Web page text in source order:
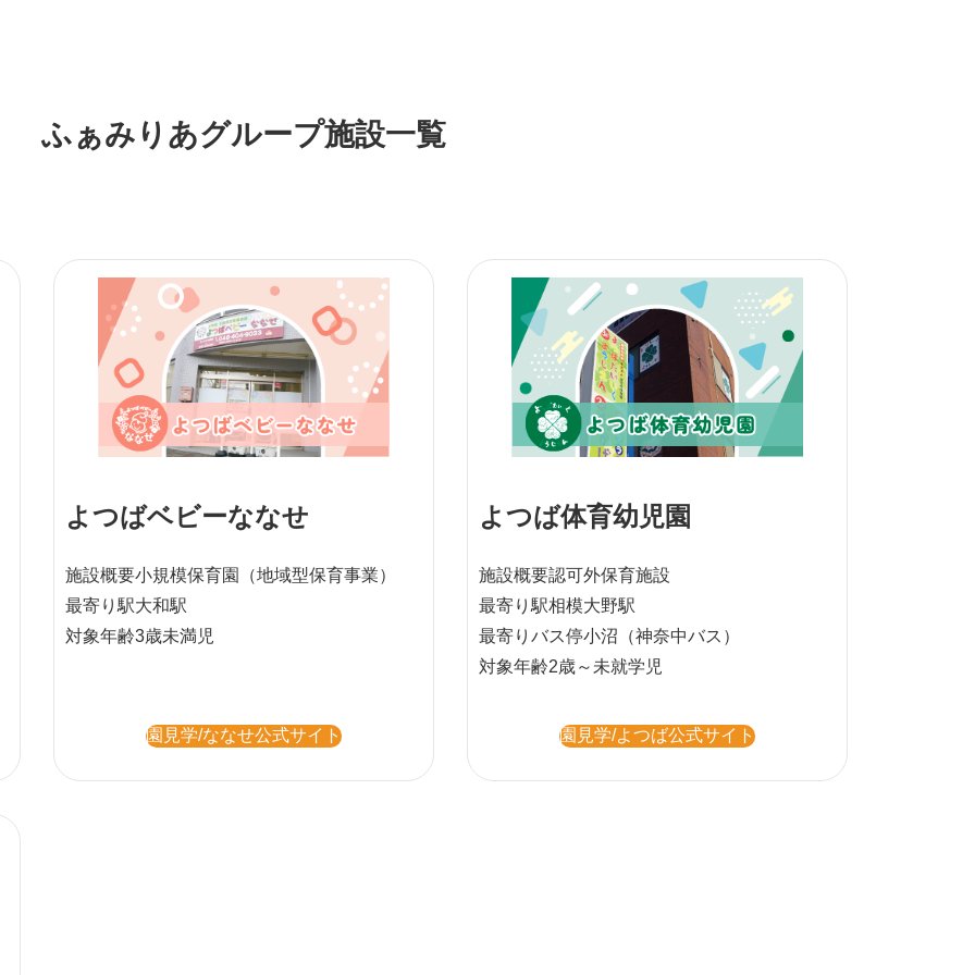
ふぁみりあグループ施設一覧
よつばベビーななせ
施設概要小規模保育園
（地域型保育事業）
最寄り駅大和駅
対象年齢3歳未満児
園見学/ななせ公式サイト
よつば体育幼児園
施設概要認可外保育施設
最寄り駅相模大野駅
最寄りバス停小沼（神奈中バス）
対象年齢2歳～未就学児
園見学/よつば公式サイト